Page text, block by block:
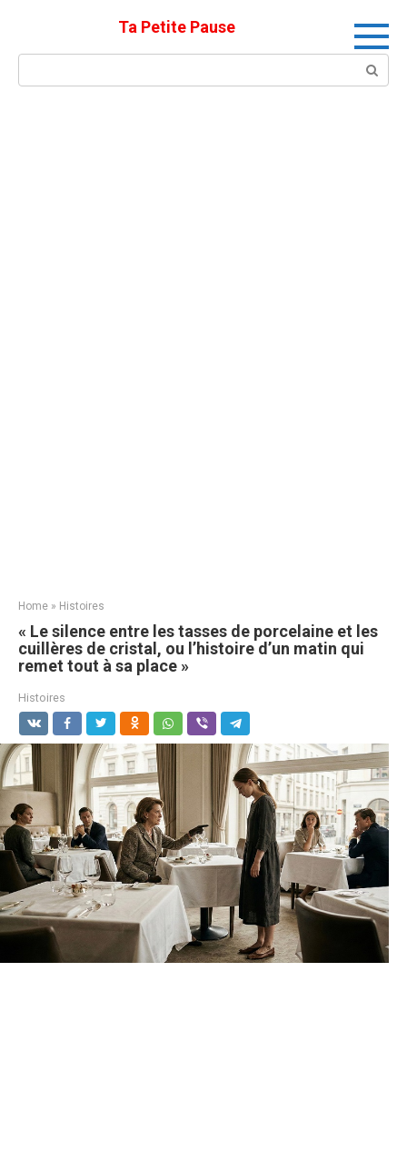
Ta Petite Pause
Search:
Home » Histoires
« Le silence entre les tasses de porcelaine et les
cuillères de cristal, ou l’histoire d’un matin qui
remet tout à sa place »
Histoires